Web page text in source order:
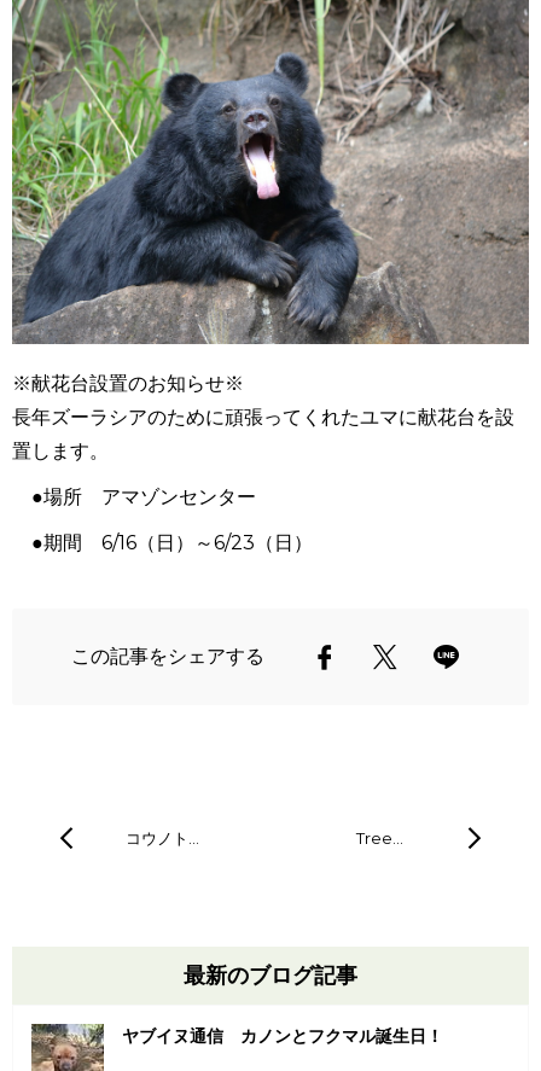
※献花台設置のお知らせ※
長年ズーラシアのために頑張ってくれたユマに献花台を設
置します。
●場所 アマゾンセンター
●期間 6/16（日）～6/23（日）
この記事をシェアする
コウノト… Tree…
最新のブログ記事
ヤブイヌ通信 カノンとフクマル誕生日！